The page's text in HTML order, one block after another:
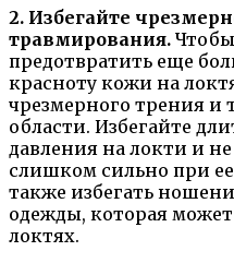
2. Избегайте
травмирования.
предотвратить еще
красноту кожи на
чрезмерного трения и
области. Избегайте
давления на локти и
слишком сильно при
также избегать
одежды, которая
локтях.